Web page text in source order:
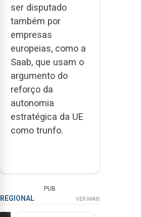
ser disputado
também por
empresas
europeias, como a
Saab, que usam o
argumento do
reforço da
autonomia
estratégica da UE
como trunfo.
PUB
REGIONAL VER MAIS